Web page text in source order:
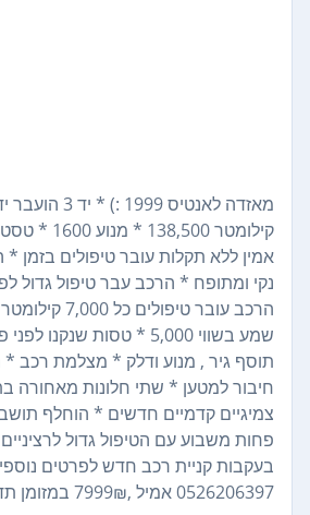
מאזדה לאנטיס
קילומטר
אמין ללא תקלות עובר טיפולים בזמן *
נקי ומתופח * הרכב עבר טיפול גדול
הרכב עובר
שמע בשווי 5,000 * טסות
תוסף גיר , מנוע ודלק * מצלמת רכב
חיבור למטען * שתי חלונות
צמיגיים קדמיים חדשים * הוחלף
פחות משבוע עם הטיפול גדול
בעקבות קניית רכב חדש לפרטים
0526206397 אמיל ,7999₪ במזומן תדלק וסע ✨